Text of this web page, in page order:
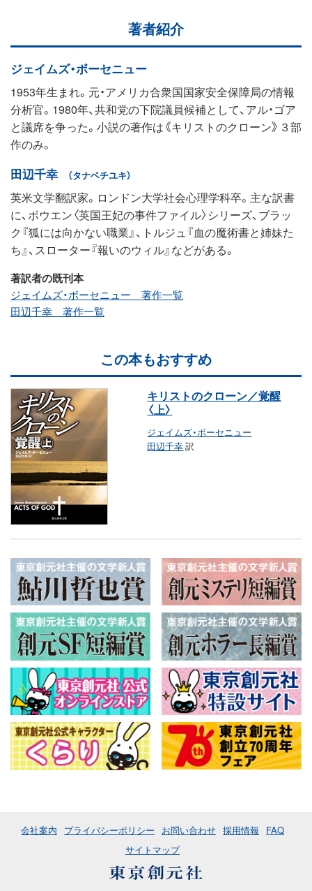
著者紹介
ジェイムズ・ボーセニュー
1953年生まれ。元・アメリカ合衆国国家安全保障局の情報
分析官。1980年、共和党の下院議員候補として、アル・ゴア
と議席を争った。小説の著作は《キリストのクローン》３部
作のみ。
田辺千幸 （タナベチユキ）
英米文学翻訳家。ロンドン大学社会心理学科卒。主な訳書
に、ボウエン〈英国王妃の事件ファイル〉シリーズ、ブラッ
ク『狐には向かない職業』、トルジュ『血の魔術書と姉妹た
ち』、スローター『報いのウィル』などがある。
著訳者の既刊本
ジェイムズ・ボーセニュー 著作一覧
田辺千幸 著作一覧
この本もおすすめ
キリストのクローン／覚醒
〈上〉
ジェイムズ・ボーセニュー
田辺千幸訳
会社案内 プライバシーポリシー お問い合わせ 採用情報
FAQ
サイトマップ